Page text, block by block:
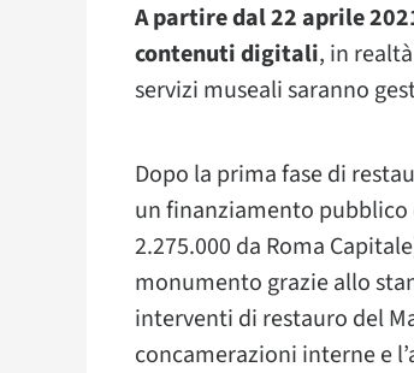
A partire dal 22 aprile
contenuti digitali, in
servizi museali saranno
Dopo la prima fase di
un finanziamento pubblico
2.275.000 da Roma
monumento grazie allo
interventi di restauro del
concamerazioni interne e